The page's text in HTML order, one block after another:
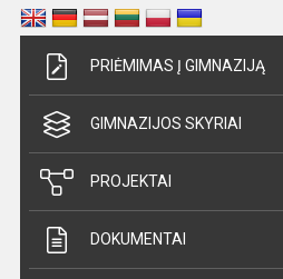
PRIĖMIMAS Į GIMNAZIJĄ
GIMNAZIJOS SKYRIAI
PROJEKTAI
DOKUMENTAI